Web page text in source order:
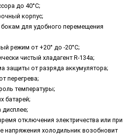
до 40°С;
корпус;
для удобного перемещения
режим от +20° до -20°С;
чистый хладагент R-134a;
защиты от разряда аккумулятора;
перегрева;
температуры;
батарей;
отключения электричества или при
напряжения холодильник возобновит